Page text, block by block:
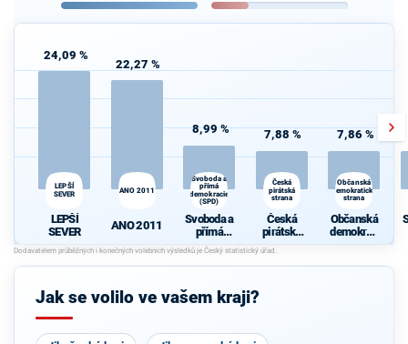
24,09 %
LEPŠÍ
SEVER
LEPŠÍ
SEVER
22,27 %
ANO 2011
ANO 2011
8,99 %
Svoboda a
přímá
demokracie
(SPD)
Svoboda a
přímá
demokraci
e (SPD)
7,88 %
Česká
pirátská
strana
Česká
pirátská
strana
7,86 %
Občanská
demokratická
strana
Občanská
demokrati
cká strana
Jak se volilo ve vašem kraji?